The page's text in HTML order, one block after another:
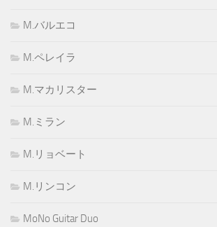
M.バルエコ
M.ペレイラ
M.マカリスター
M.ミラン
M.リョベート
M.リンコン
MoNo Guitar Duo